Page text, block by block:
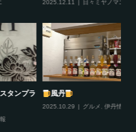
グルメ, 伊丹情報
大阪ふぐ太郎
グルメ